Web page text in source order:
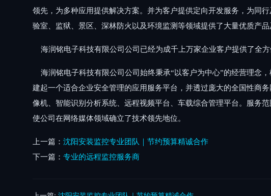
领先，为多种应用提供解决方案。并为客户提供定向开发服务，为同
验室、监狱、景区、深林防火以及环境监测等领域提供了大量优质产品
海润铭电子科技有限公司 公司已经为成千上万家企业客户提供了全
海润铭电子科技有限公司 公司始终秉承“以客户为中心”的经营理念
建起一个适合企业安全管理的应用服务平台，并透过庞大的全国性商
像机、智能识别分析系统、远程视频平台、车载综合管理平台。服务
使公司在网络媒体领域确立了技术领先地位。
上一篇： 沈阳安装监控专业团队｜节约预算精诚合作
下一篇： 专业的远程监控服务商